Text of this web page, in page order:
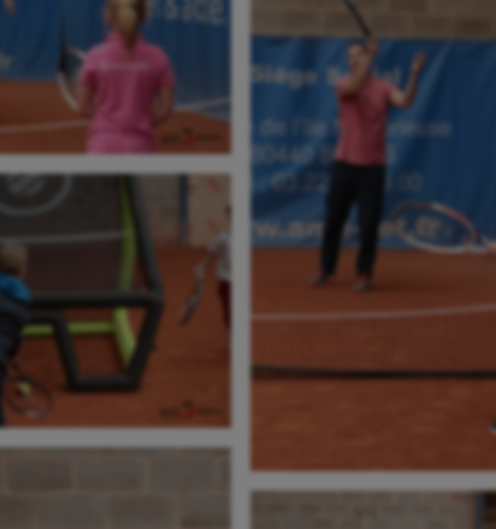
Hippisme
Jeux Olympiques et Paralympiques